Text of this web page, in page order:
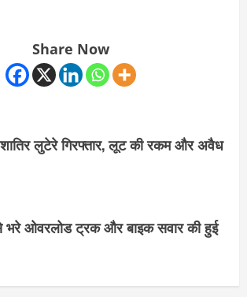
Share Now
लुटेरे गिरफ्तार, लूट की रकम और अवैध
ओवरलोड ट्रक और बाइक सवार की हुई